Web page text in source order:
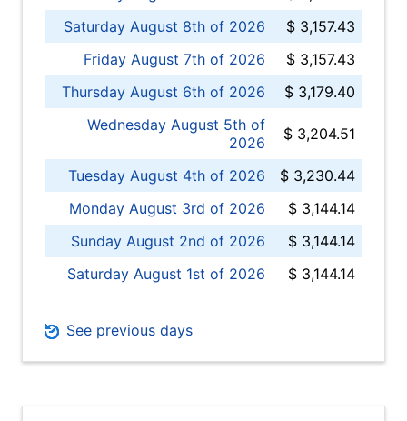
Saturday August 8th of 2026
$ 3,157.43
Friday August 7th of 2026
$ 3,157.43
Thursday August 6th of 2026
$ 3,179.40
Wednesday August 5th of
2026
$ 3,204.51
Tuesday August 4th of 2026
$ 3,230.44
Monday August 3rd of 2026
$ 3,144.14
Sunday August 2nd of 2026
$ 3,144.14
Saturday August 1st of 2026
$ 3,144.14
See previous days